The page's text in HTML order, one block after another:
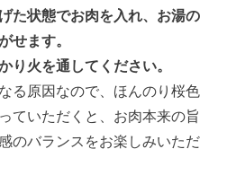
た状態でお肉を入れ、お湯の
せます。
り火を通してください。
る原因なので、ほんのり桜色
ていただくと、お肉本来の旨
のバランスをお楽しみいただ